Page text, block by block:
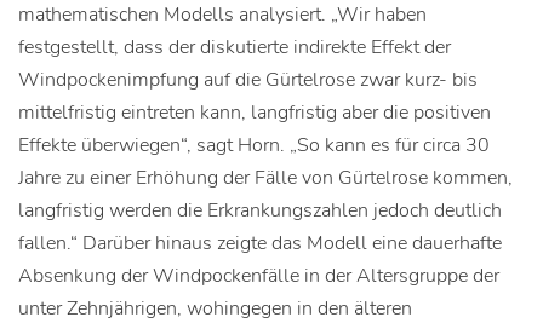
mathematischen Modells analysiert. „Wir haben
festgestellt, dass der diskutierte indirekte Effekt der
Windpockenimpfung auf die Gürtelrose zwar kurz- bis
mittelfristig eintreten kann, langfristig aber die positiven
Effekte überwiegen“, sagt Horn. „So kann es für circa 30
Jahre zu einer Erhöhung der Fälle von Gürtelrose kommen,
langfristig werden die Erkrankungszahlen jedoch deutlich
fallen.“ Darüber hinaus zeigte das Modell eine dauerhafte
Absenkung der Windpockenfälle in der Altersgruppe der
unter Zehnjährigen, wohingegen in den älteren